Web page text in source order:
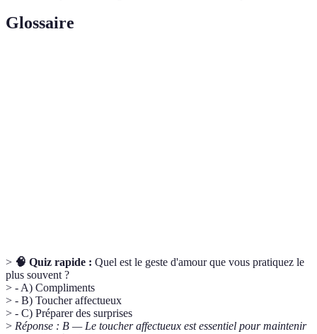
Glossaire
> 🧠 Quiz rapide : Quel est le geste d'amour que vous pratiquez le
plus souvent ?
> - A) Compliments
> - B) Toucher affectueux
> - C) Préparer des surprises
> Réponse : B — Le toucher affectueux est essentiel pour maintenir